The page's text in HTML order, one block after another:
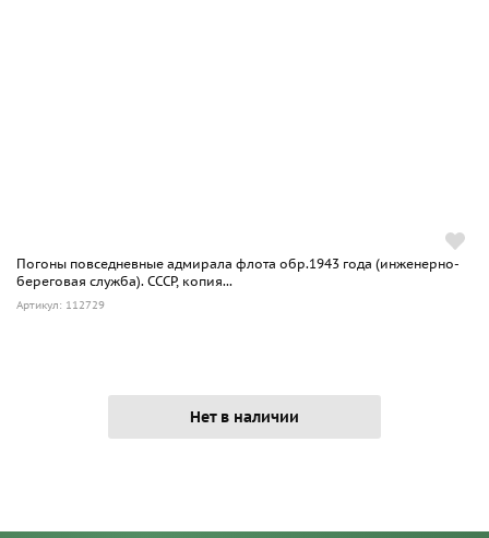
Погоны повседневные адмирала флота обр.1943 года (инженерно-
береговая служба). СССР, копия...
Артикул: 112729
Нет в наличии